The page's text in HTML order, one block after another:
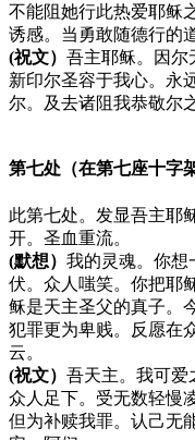
不能阻她行此热爱耶稣
诱感。当勇敢随德行的
(祝文） 吾主耶稣。因尔
新印尔圣容于我心。永
尔。及去诸阻我恭敬尔
第七处（在第七座十字
此第七处。发显吾主耶
开。圣血重流。
(默想） 我的灵魂。你想
伏。众人嗤笑。你把耶
稣是天主圣父的真子。
犯罪更为卑贱。反愿在
云。
(祝文） 吾天主。我可爱
众人足下。受无数轻慢
但为补赎我罪。认己无